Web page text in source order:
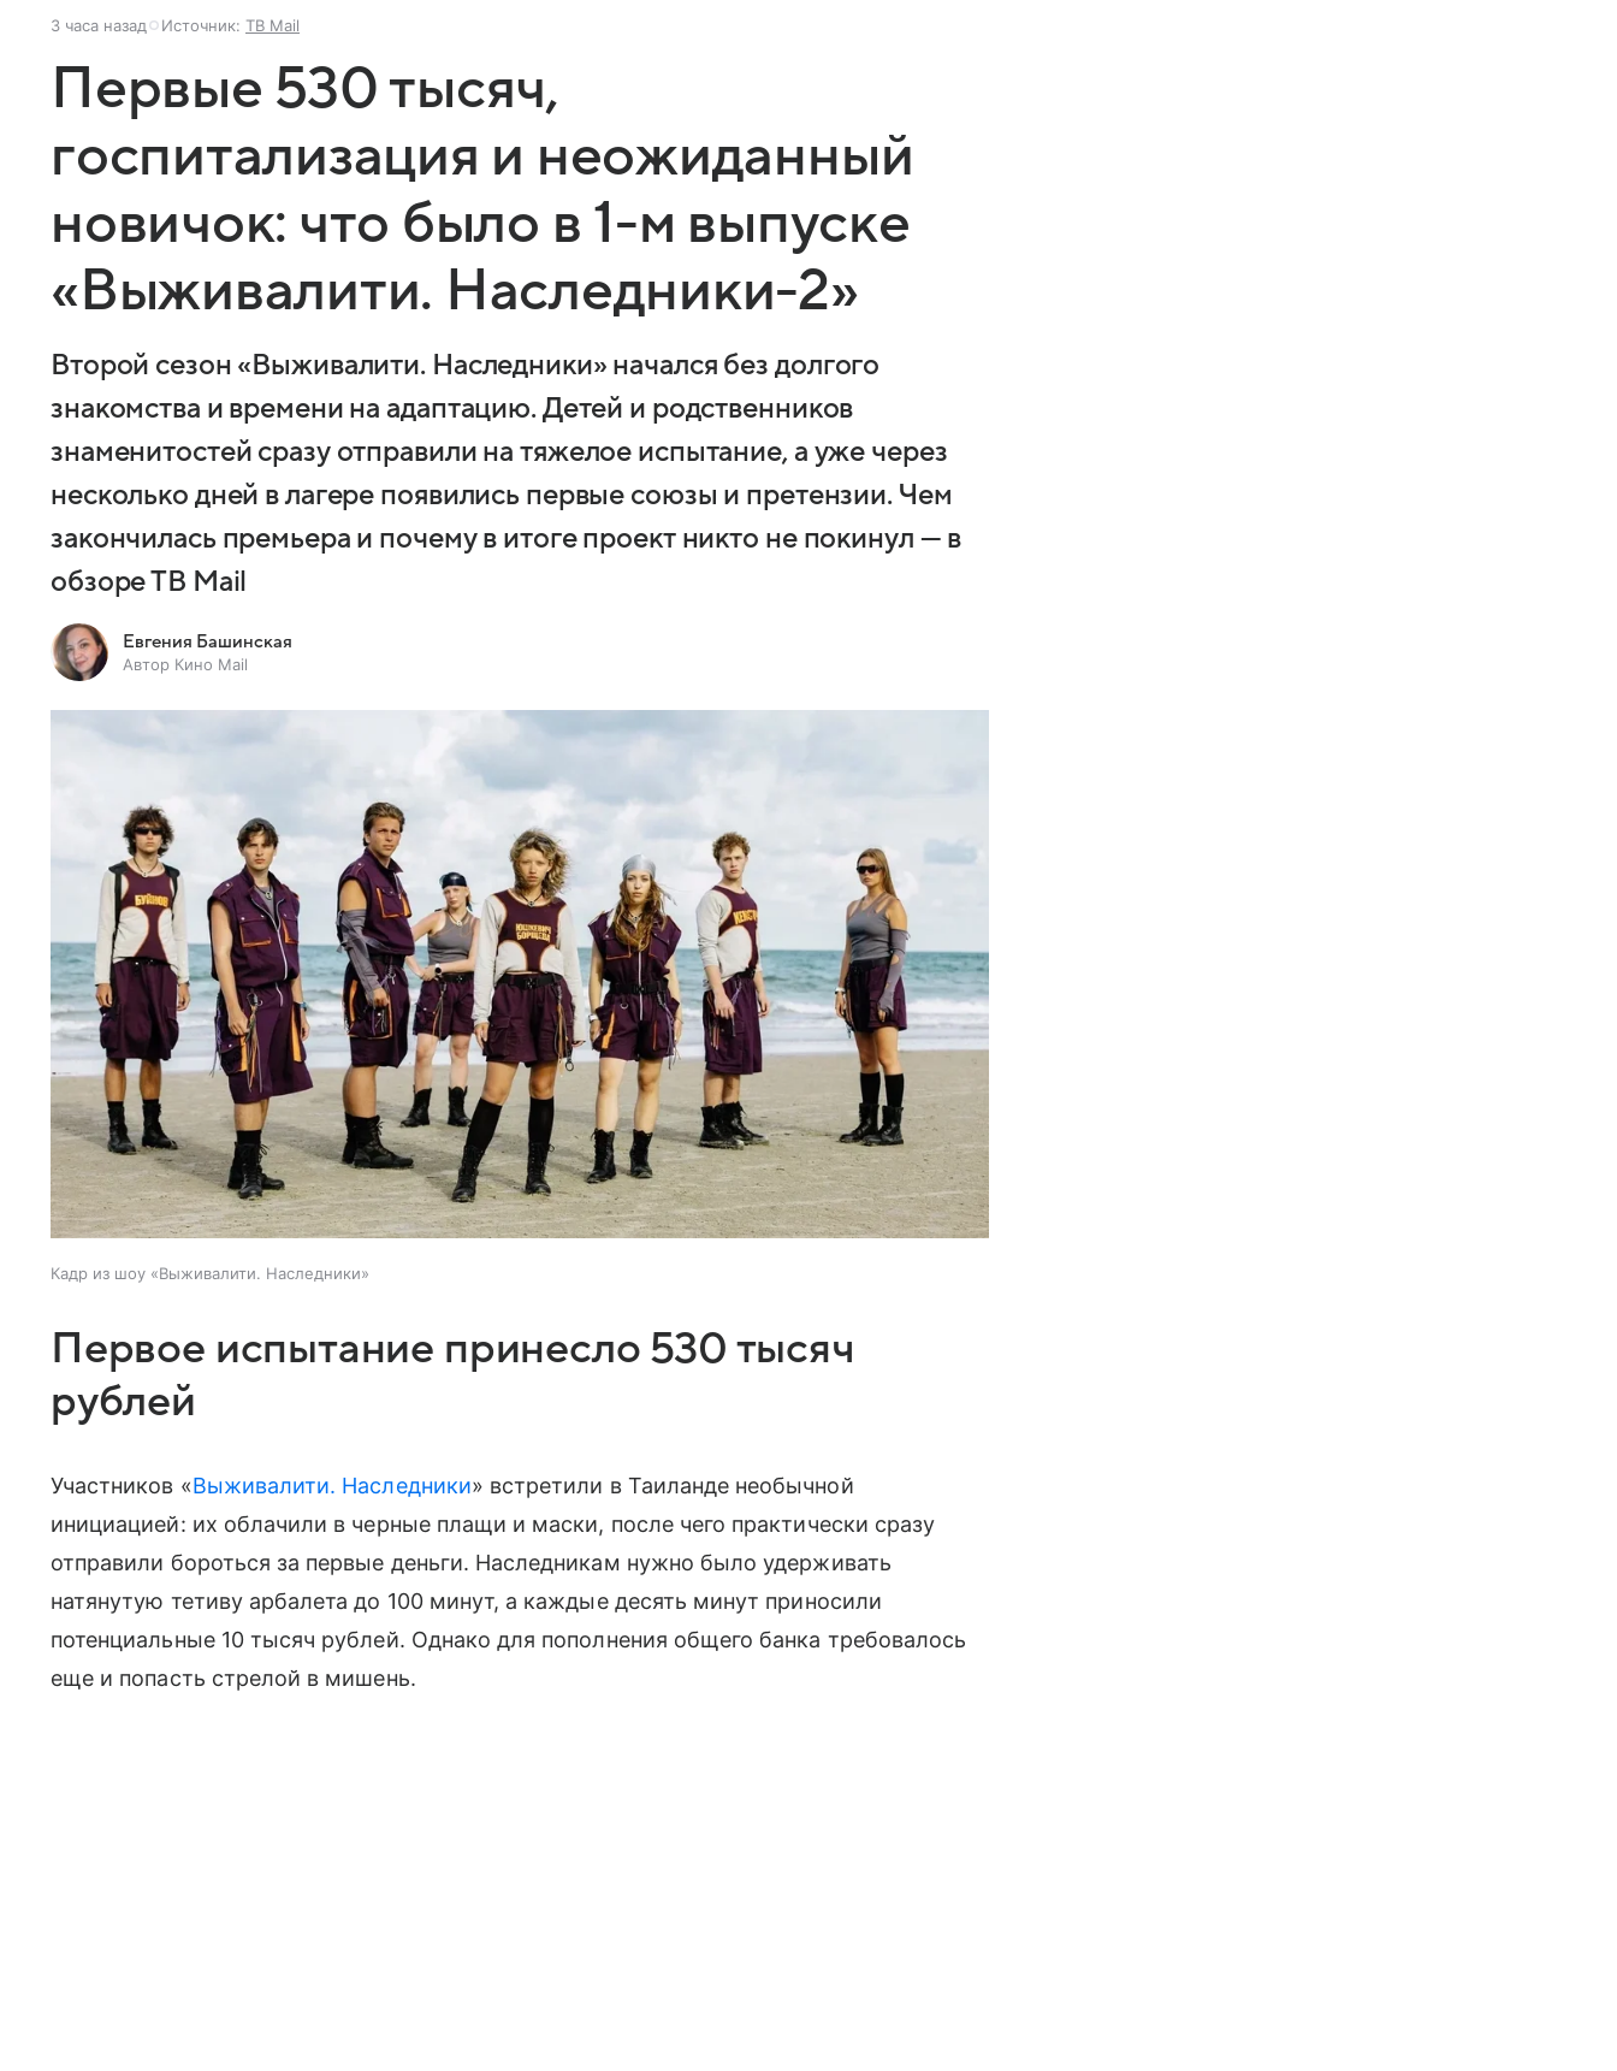
3 часа назад Источник: ТВ Mail
Первые 530 тысяч,
госпитализация и неожиданный
новичок: что было в 1-м выпуске
«Выживалити. Наследники-2»
Второй сезон «Выживалити. Наследники» начался без долгого
знакомства и времени на адаптацию. Детей и родственников
знаменитостей сразу отправили на тяжелое испытание, а уже через
несколько дней в лагере появились первые союзы и претензии. Чем
закончилась премьера и почему в итоге проект никто не покинул — в
обзоре ТВ Mail
Евгения Башинская
Автор Кино Mail
Кадр из шоу «Выживалити. Наследники»
Первое испытание принесло 530 тысяч
рублей
Участников «Выживалити. Наследники» встретили в Таиланде необычной
инициацией: их облачили в черные плащи и маски, после чего практически сразу
отправили бороться за первые деньги. Наследникам нужно было удерживать
натянутую тетиву арбалета до 100 минут, а каждые десять минут приносили
потенциальные 10 тысяч рублей. Однако для пополнения общего банка требовалось
еще и попасть стрелой в мишень.